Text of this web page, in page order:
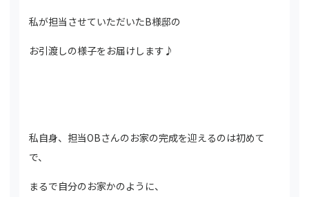
私が担当させていただいたB様邸の
お引渡しの様子をお届けします♪
私自身、担当OBさんのお家の完成を迎えるのは初めて
で、
まるで自分のお家かのように、